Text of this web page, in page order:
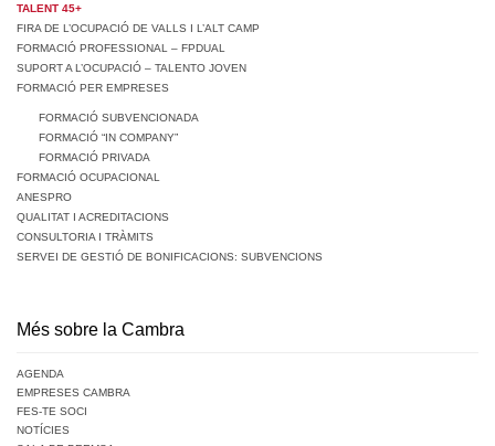
TALENT 45+
FIRA DE L’OCUPACIÓ DE VALLS I L’ALT CAMP
FORMACIÓ PROFESSIONAL – FPDUAL
SUPORT A L’OCUPACIÓ – TALENTO JOVEN
FORMACIÓ PER EMPRESES
FORMACIÓ SUBVENCIONADA
FORMACIÓ “IN COMPANY”
FORMACIÓ PRIVADA
FORMACIÓ OCUPACIONAL
ANESPRO
QUALITAT I ACREDITACIONS
CONSULTORIA I TRÀMITS
SERVEI DE GESTIÓ DE BONIFICACIONS: SUBVENCIONS
Més sobre la Cambra
AGENDA
EMPRESES CAMBRA
FES-TE SOCI
NOTÍCIES